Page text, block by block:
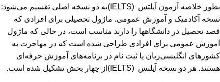
بطور خلاصه آزمون آیلتس (IELTS)به دو نسخه اصلی تقسیم می‌شود:
نسخه آکادمیک و آموزش عمومی. ماژول تحصیلی برای افرادی که
قصد تحصیل در دانشگاه­ها را دارند مناسب است، در حالی که ماژول
آموزش عمومی برای افرادی طراحی شده است که در مهاجرت به
کشورهای انگلیسی‌زبان یا ثبت نام در برنامه‌های آموزش حرفه‌ای
هستند. هر دو نسخه آیلتس (IELTS)از چهار بخش تشکیل شده است.